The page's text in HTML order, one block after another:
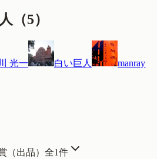
（5）
光一 白い巨人 manray
（出品） 全1件